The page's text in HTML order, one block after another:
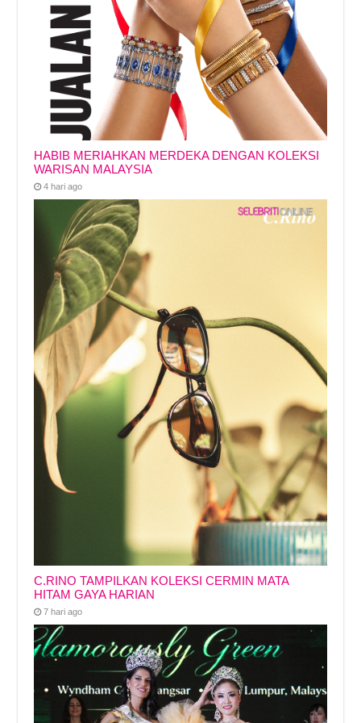
HABIB MERIAHKAN MERDEKA DENGAN KOLEKSI
WARISAN MALAYSIA
4 hari ago
C.RINO TAMPILKAN KOLEKSI CERMIN MATA
HITAM GAYA HARIAN
7 hari ago